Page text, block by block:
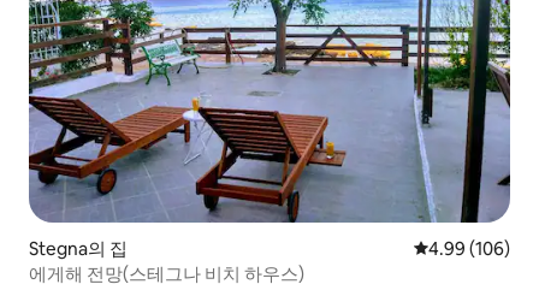
Stegna의 집 평점 4.99점(5
4.99 (106)
에게해 전망(스테그나 비치 하우스)